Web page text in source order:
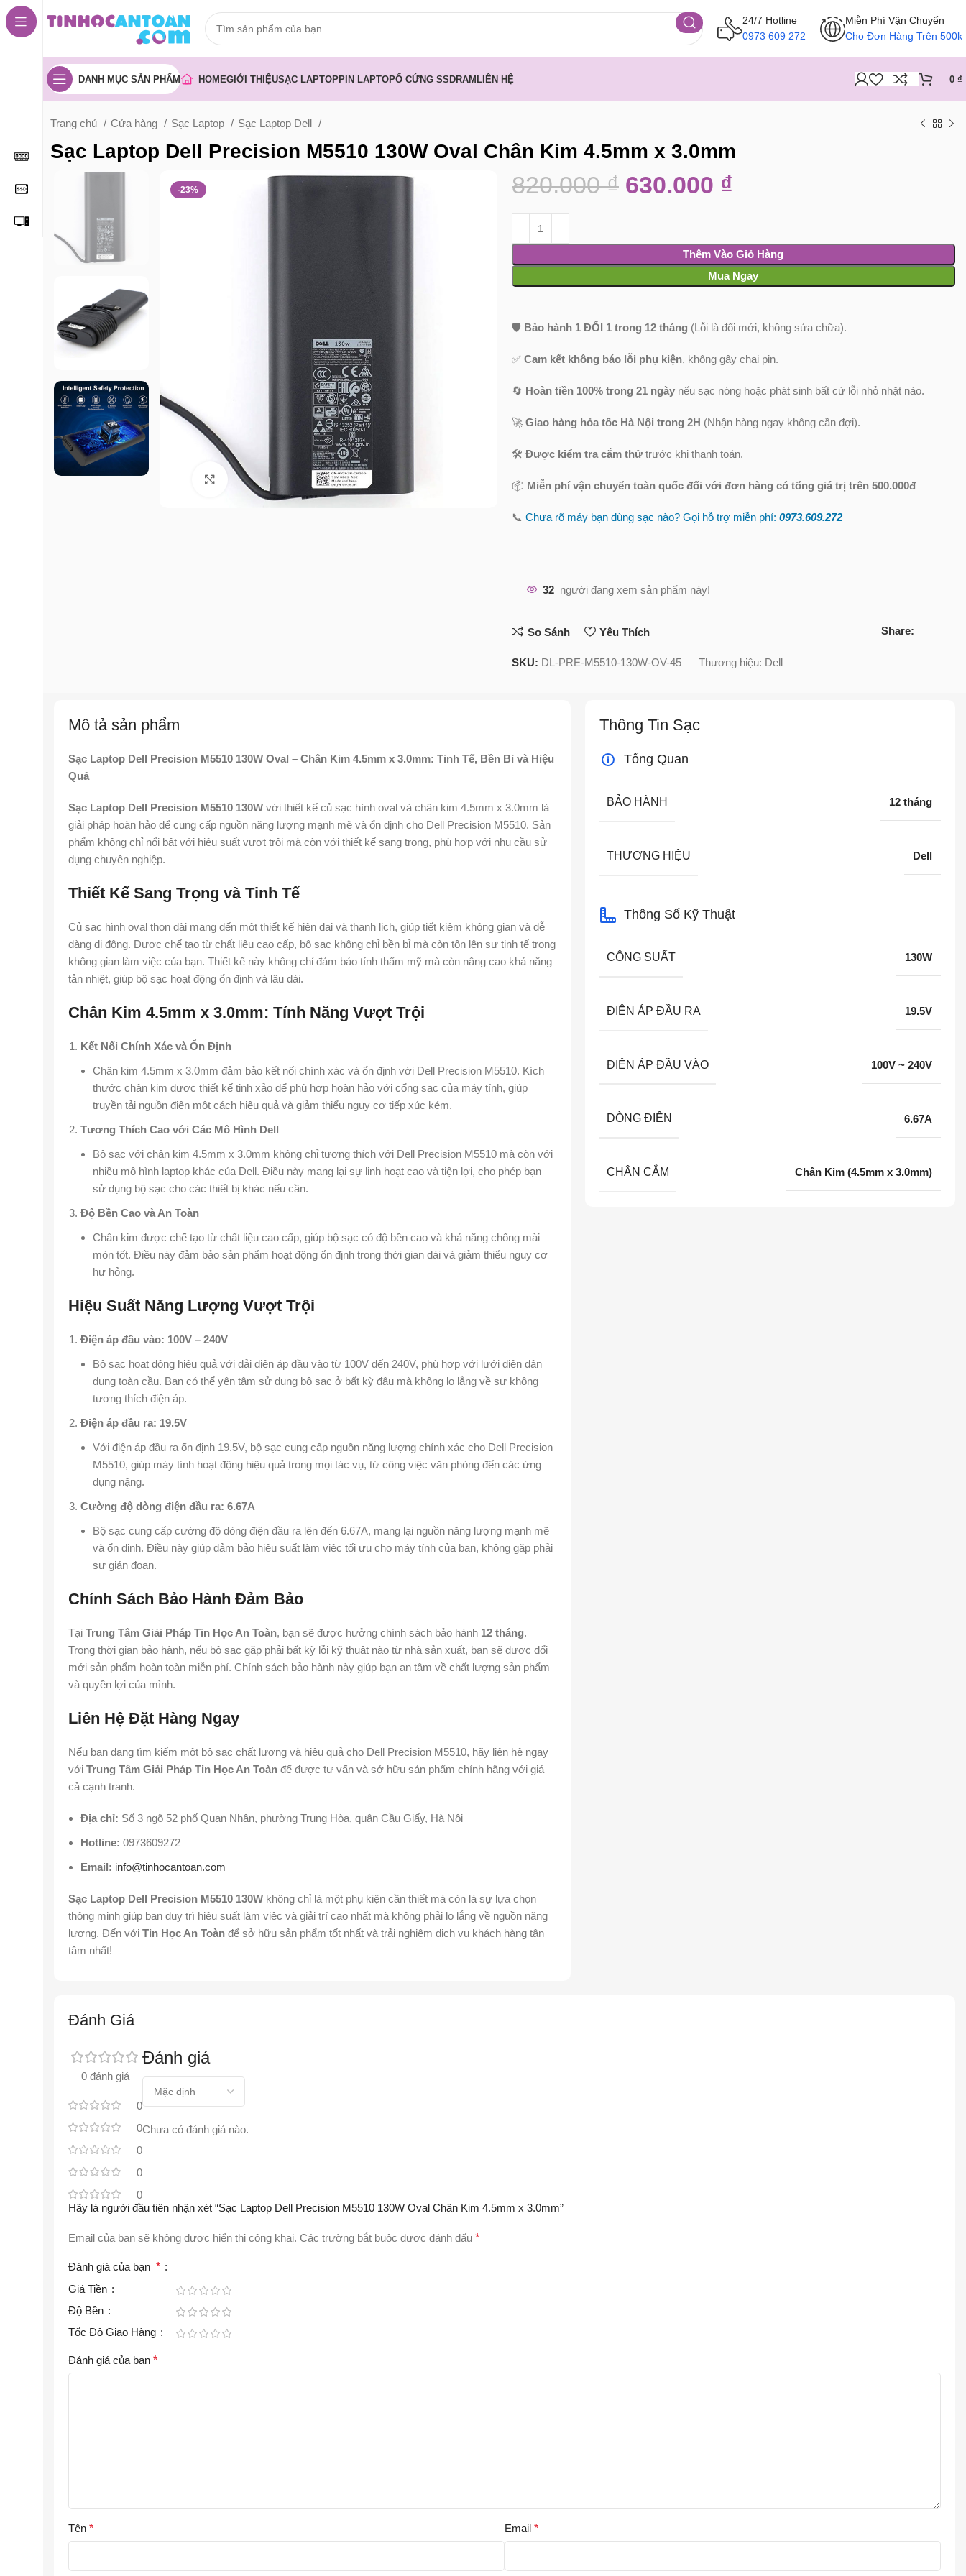
24/7 Hotline
0973 609 272
Miễn Phí Vận Chuyển
Cho Đơn Hàng Trên 500k
DANH MỤC SẢN PHẨM HOMEGIỚI THIỆUSẠC LAPTOPPIN LAPTOPỔ CỨNG SSDRAMLIÊN HỆ 0 ₫
Trang chủ Cửa hàng Sạc Laptop Sạc Laptop Dell
Sạc Laptop Dell Precision M5510 130W Oval Chân Kim 4.5mm x 3.0mm
-23%
Click to enlarge
820.000₫ 630.000 ₫
Thêm Vào Giỏ Hàng
Mua Ngay
🛡️ Bảo hành 1 ĐỔI 1 trong 12 tháng (Lỗi là đổi mới, không sửa chữa).
✅ Cam kết không báo lỗi phụ kiện, không gây chai pin.
🔄 Hoàn tiền 100% trong 21 ngày nếu sạc nóng hoặc phát sinh bất cứ lỗi nhỏ nhặt nào.
🚀 Giao hàng hỏa tốc Hà Nội trong 2H (Nhận hàng ngay không cần đợi).
🛠️ Được kiểm tra cắm thử trước khi thanh toán.
📦 Miễn phí vận chuyển toàn quốc đối với đơn hàng có tổng giá trị trên 500.000đ
📞 Chưa rõ máy bạn dùng sạc nào? Gọi hỗ trợ miễn phí: 0973.609.272
32 người đang xem sản phẩm này!
So Sánh Yêu Thích Share:
SKU: DL-PRE-M5510-130W-OV-45 Thương hiệu: Dell
Mô tả sản phẩm
Sạc Laptop Dell Precision M5510 130W Oval – Chân Kim 4.5mm x 3.0mm: Tinh Tế, Bền Bỉ và Hiệu
Quả
Sạc Laptop Dell Precision M5510 130W với thiết kế củ sạc hình oval và chân kim 4.5mm x 3.0mm là
giải pháp hoàn hảo để cung cấp nguồn năng lượng mạnh mẽ và ổn định cho Dell Precision M5510. Sản
phẩm không chỉ nổi bật với hiệu suất vượt trội mà còn với thiết kế sang trọng, phù hợp với nhu cầu sử
dụng chuyên nghiệp.
Thiết Kế Sang Trọng và Tinh Tế
Củ sạc hình oval thon dài mang đến một thiết kế hiện đại và thanh lịch, giúp tiết kiệm không gian và dễ
dàng di động. Được chế tạo từ chất liệu cao cấp, bộ sạc không chỉ bền bỉ mà còn tôn lên sự tinh tế trong
không gian làm việc của bạn. Thiết kế này không chỉ đảm bảo tính thẩm mỹ mà còn nâng cao khả năng
tản nhiệt, giúp bộ sạc hoạt động ổn định và lâu dài.
Chân Kim 4.5mm x 3.0mm: Tính Năng Vượt Trội
Kết Nối Chính Xác và Ổn Định
Chân kim 4.5mm x 3.0mm đảm bảo kết nối chính xác và ổn định với Dell Precision M5510. Kích
thước chân kim được thiết kế tinh xảo để phù hợp hoàn hảo với cổng sạc của máy tính, giúp
truyền tải nguồn điện một cách hiệu quả và giảm thiểu nguy cơ tiếp xúc kém.
Tương Thích Cao với Các Mô Hình Dell
Bộ sạc với chân kim 4.5mm x 3.0mm không chỉ tương thích với Dell Precision M5510 mà còn với
nhiều mô hình laptop khác của Dell. Điều này mang lại sự linh hoạt cao và tiện lợi, cho phép bạn
sử dụng bộ sạc cho các thiết bị khác nếu cần.
Độ Bền Cao và An Toàn
Chân kim được chế tạo từ chất liệu cao cấp, giúp bộ sạc có độ bền cao và khả năng chống mài
mòn tốt. Điều này đảm bảo sản phẩm hoạt động ổn định trong thời gian dài và giảm thiểu nguy cơ
hư hỏng.
Hiệu Suất Năng Lượng Vượt Trội
Điện áp đầu vào: 100V – 240V
Bộ sạc hoạt động hiệu quả với dải điện áp đầu vào từ 100V đến 240V, phù hợp với lưới điện dân
dụng toàn cầu. Bạn có thể yên tâm sử dụng bộ sạc ở bất kỳ đâu mà không lo lắng về sự không
tương thích điện áp.
Điện áp đầu ra: 19.5V
Với điện áp đầu ra ổn định 19.5V, bộ sạc cung cấp nguồn năng lượng chính xác cho Dell Precision
M5510, giúp máy tính hoạt động hiệu quả trong mọi tác vụ, từ công việc văn phòng đến các ứng
dụng nặng.
Cường độ dòng điện đầu ra: 6.67A
Bộ sạc cung cấp cường độ dòng điện đầu ra lên đến 6.67A, mang lại nguồn năng lượng mạnh mẽ
và ổn định. Điều này giúp đảm bảo hiệu suất làm việc tối ưu cho máy tính của bạn, không gặp phải
sự gián đoạn.
Chính Sách Bảo Hành Đảm Bảo
Tại Trung Tâm Giải Pháp Tin Học An Toàn, bạn sẽ được hưởng chính sách bảo hành 12 tháng.
Trong thời gian bảo hành, nếu bộ sạc gặp phải bất kỳ lỗi kỹ thuật nào từ nhà sản xuất, bạn sẽ được đổi
mới sản phẩm hoàn toàn miễn phí. Chính sách bảo hành này giúp bạn an tâm về chất lượng sản phẩm
và quyền lợi của mình.
Liên Hệ Đặt Hàng Ngay
Nếu bạn đang tìm kiếm một bộ sạc chất lượng và hiệu quả cho Dell Precision M5510, hãy liên hệ ngay
với Trung Tâm Giải Pháp Tin Học An Toàn để được tư vấn và sở hữu sản phẩm chính hãng với giá
cả cạnh tranh.
Địa chỉ: Số 3 ngõ 52 phố Quan Nhân, phường Trung Hòa, quận Cầu Giấy, Hà Nội
Hotline: 0973609272
Email: info@tinhocantoan.com
Sạc Laptop Dell Precision M5510 130W không chỉ là một phụ kiện cần thiết mà còn là sự lựa chọn
thông minh giúp bạn duy trì hiệu suất làm việc và giải trí cao nhất mà không phải lo lắng về nguồn năng
lượng. Đến với Tin Học An Toàn để sở hữu sản phẩm tốt nhất và trải nghiệm dịch vụ khách hàng tận
tâm nhất!
Thông Tin Sạc
Tổng Quan
BẢO HÀNH 12 tháng
THƯƠNG HIỆU Dell
Thông Số Kỹ Thuật
CÔNG SUẤT 130W
ĐIỆN ÁP ĐẦU RA 19.5V
ĐIỆN ÁP ĐẦU VÀO 100V ~ 240V
DÒNG ĐIỆN 6.67A
CHÂN CẮM Chân Kim (4.5mm x 3.0mm)
Đánh Giá
0 đánh giá
0
0
0
0
0
Đánh giá
Chưa có đánh giá nào.
Hãy là người đầu tiên nhận xét “Sạc Laptop Dell Precision M5510 130W Oval Chân Kim 4.5mm x 3.0mm”
Email của bạn sẽ không được hiển thị công khai. Các trường bắt buộc được đánh dấu *
Đánh giá của bạn *
Giá Tiền
Độ Bền
Tốc Độ Giao Hàng
Đánh giá của bạn *
Tên * Email *